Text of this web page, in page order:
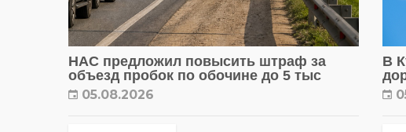
НАС предложил повысить штраф за
объезд пробок по обочине до 5 тыс
05.08.2026
В